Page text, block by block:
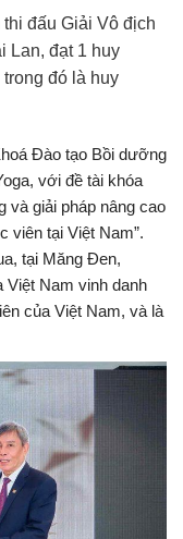
đấu Giải Vô địch
Lan, đạt 1 huy
đó là huy
Đào tạo Bồi dưỡng
với đề tài khóa
và giải pháp nâng cao
viên tại Việt Nam”.
tại Măng Đen,
Việt Nam vinh danh
của Việt Nam, và là